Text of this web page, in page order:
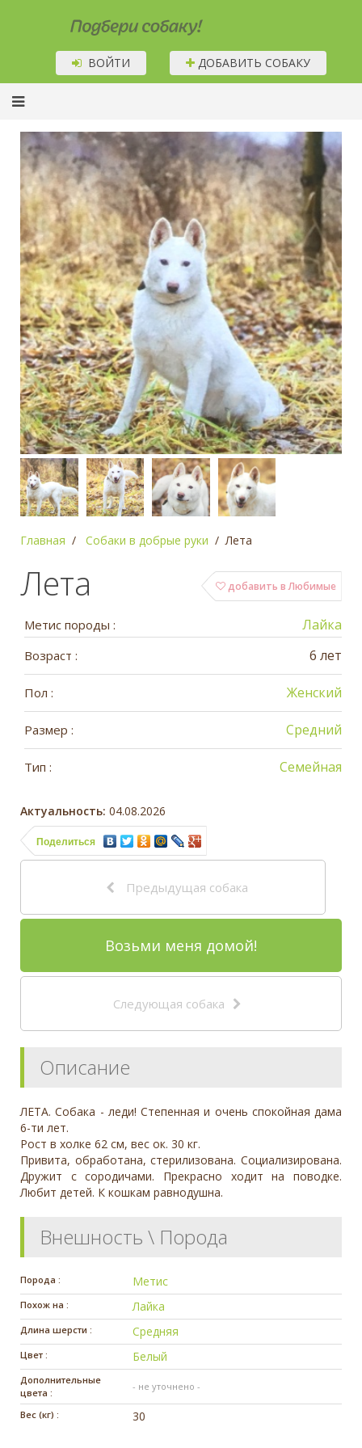
Подбери собаку!
ВОЙТИ ДОБАВИТЬ СОБАКУ
Главная Собаки в добрые руки Лета
добавить в Любимые
Лета
Метис породы : Лайка
Возраст : 6 лет
Пол : Женский
Размер : Средний
Тип : Семейная
Актуальность: 04.08.2026
Поделиться
Предыдущая собака
Возьми меня домой!
Следующая собака
Описание
ЛЕТА. Собака - леди! Степенная и очень спокойная дама
6-ти лет.
Рост в холке 62 см, вес ок. 30 кг.
Привита, обработана, стерилизована. Социализирована.
Дружит с сородичами. Прекрасно ходит на поводке.
Любит детей. К кошкам равнодушна.
Внешность \ Порода
Порода : Метис
Похож на : Лайка
Длина шерсти : Средняя
Цвет : Белый
Дополнительные
цвета :
- не уточнено -
Вес (кг) : 30